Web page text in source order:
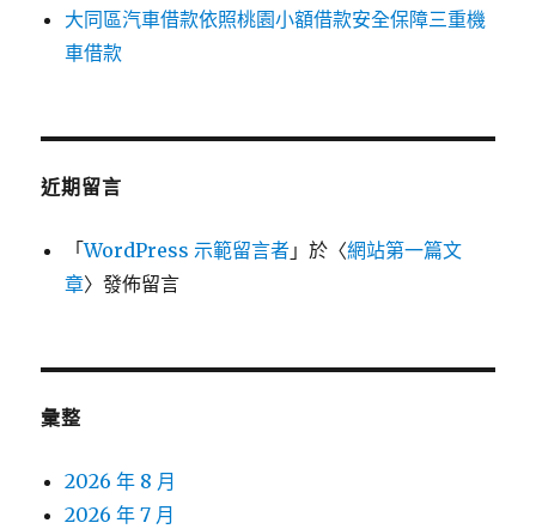
大同區汽車借款依照桃園小額借款安全保障三重機
車借款
近期留言
「WordPress 示範留言者 」於〈網站第一篇文
章〉發佈留言
彙整
2026 年 8 月
2026 年 7 月